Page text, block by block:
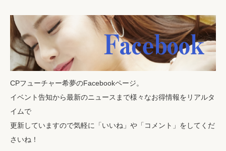
CPフューチャー希夢のFacebookページ。
イベント告知から最新のニュースまで様々なお得情報をリアルタ
イムで
更新していますので気軽に「いいね」や「コメント」をしてくだ
さいね！